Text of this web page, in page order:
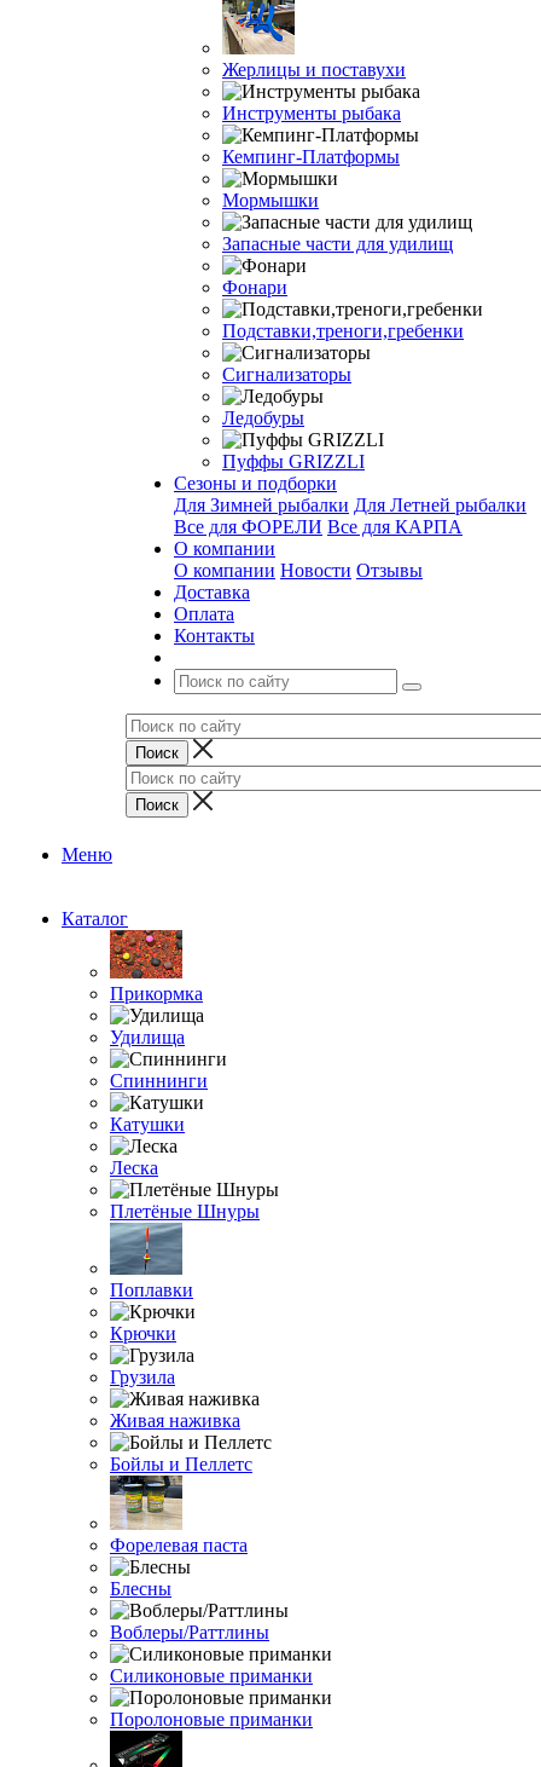
Жерлицы и поставухи
Инструменты рыбака
Кемпинг-Платформы
Мормышки
Запасные части для удилищ
Фонари
Подставки,треноги,гребенки
Сигнализаторы
Ледобуры
Пуффы GRIZZLI
Сезоны и подборки
Для Зимней рыбалки Для Летней рыбалки
Все для ФОРЕЛИ Все для КАРПА
О компании
О компании Новости Отзывы
Доставка
Оплата
Контакты
Меню
Каталог
Прикормка
Удилища
Спиннинги
Катушки
Леска
Плетёные Шнуры
Поплавки
Крючки
Грузила
Живая наживка
Бойлы и Пеллетс
Форелевая паста
Блесны
Воблеры/Раттлины
Силиконовые приманки
Поролоновые приманки